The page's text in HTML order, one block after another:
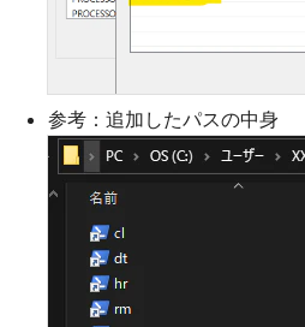
参考：追加したパスの中身